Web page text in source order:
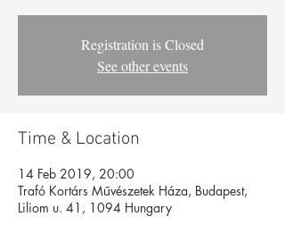
Registration is Closed
See other events
Time & Location
14 Feb 2019, 20:00
Trafó Kortárs Művészetek Háza, Budapest,
Liliom u. 41, 1094 Hungary